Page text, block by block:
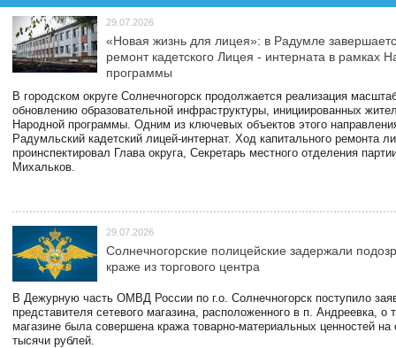
29.07.2026
«Новая жизнь для лицея»: в Радумле
ремонт кадетского Лицея - интерната в рамках
программы
В городском округе Солнечногорск продолжается реализация
обновлению образовательной инфраструктуры, инициированных
Народной программы. Одним из ключевых объектов этого
Радумльский кадетский лицей-интернат. Ход капитального ремонта
проинспектировал Глава округа, Секретарь местного отделения
Михальков.
29.07.2026
Солнечногорские полицейские задержали
краже из торгового центра
В Дежурную часть ОМВД России по г.о. Солнечногорск поступило
представителя сетевого магазина, расположенного в п. Андреевка, о
магазине была совершена кража товарно-материальных ценностей
тысячи рублей.